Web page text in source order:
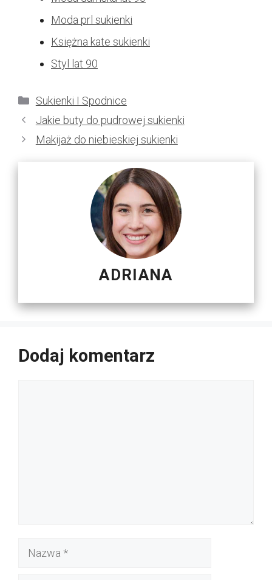
Moda prl sukienki
Księżna kate sukienki
Styl lat 90
Kategorie
Sukienki I Spodnice
Jakie buty do pudrowej sukienki
Makijaż do niebieskiej sukienki
ADRIANA
Dodaj komentarz
Nazwa